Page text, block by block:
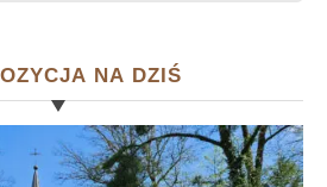
NA DZIŚ